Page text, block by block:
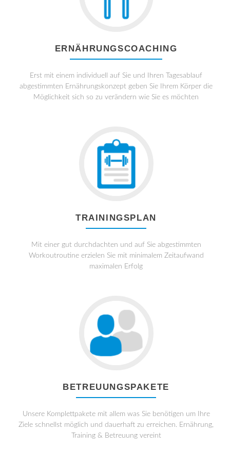
ERNÄHRUNGSCOACHING
Erst mit einem individuell auf Sie und Ihren Tagesablauf
abgestimmten Ernährungskonzept geben Sie Ihrem Körper die
Möglichkeit sich so zu verändern wie Sie es möchten
TRAININGSPLAN
Mit einer gut durchdachten und auf Sie abgestimmten
Workoutroutine erzielen Sie mit minimalem Zeitaufwand
maximalen Erfolg
BETREUUNGSPAKETE
Unsere Komplettpakete mit allem was Sie benötigen um Ihre
Ziele schnellst möglich und dauerhaft zu erreichen. Ernährung,
Training & Betreuung vereint